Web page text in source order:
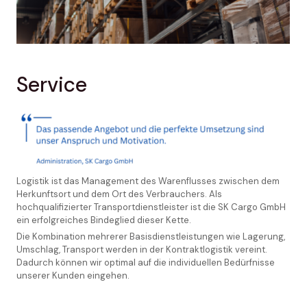
Service
Logistik ist das Management des Warenflusses zwischen dem
Herkunftsort und dem Ort des Verbrauchers. Als
hochqualifizierter Transportdienstleister ist die SK Cargo GmbH
ein erfolgreiches Bindeglied dieser Kette.
Die Kombination mehrerer Basisdienstleistungen wie Lagerung,
Umschlag, Transport werden in der Kontraktlogistik vereint.
Dadurch können wir optimal auf die individuellen Bedürfnisse
unserer Kunden eingehen.